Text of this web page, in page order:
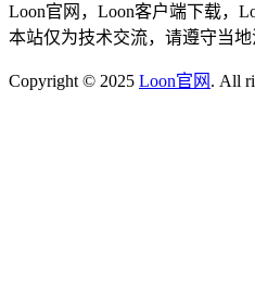
Loon官网，Loon客户端下载，
本站仅为技术交流，请遵守当
Copyright © 2025 Loon官网 . All